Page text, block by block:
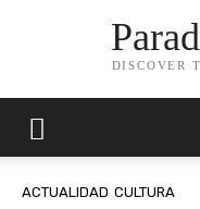
DISCOVER
ACTUALIDAD CULTURA